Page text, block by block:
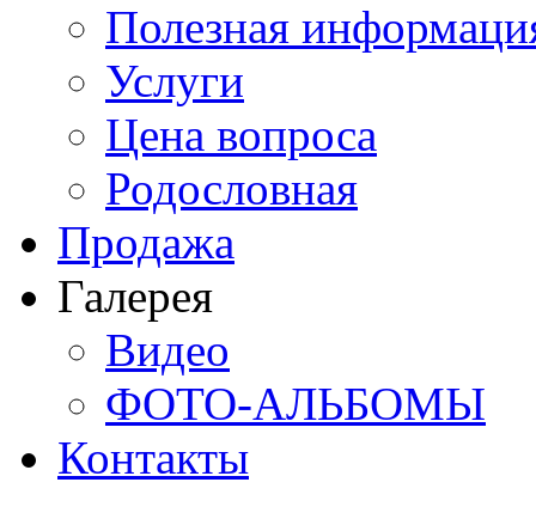
Полезная
Услуги
Цена вопроса
Родословная
Продажа
Галерея
Видео
ФОТО-АЛЬБОМЫ
Контакты